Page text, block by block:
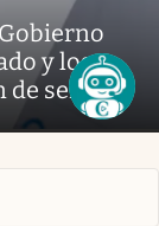
y los
semana